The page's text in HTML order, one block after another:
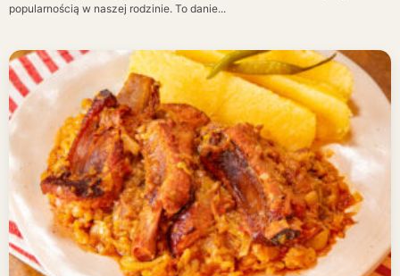
popularnością w naszej rodzinie. To danie...